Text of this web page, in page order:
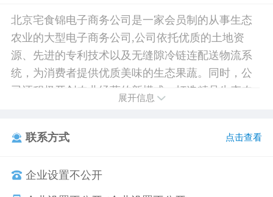
北京宅食锦电子商务公司是一家会员制的从事生态
农业的大型电子商务公司,公司依托优质的土地资
源、先进的专利技术以及无缝隙冷链连配送物流系
统，为消费者提供优质美味的生态果蔬。同时，公
司还积极开创农业经营的新模式，打造精品生态农
展开信息
联系方式 点击查看
企业设置不公开